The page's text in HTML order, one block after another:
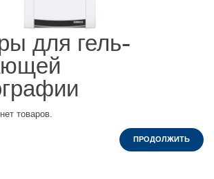
для гель-
товаров.
ПРОДОЛЖИТЬ